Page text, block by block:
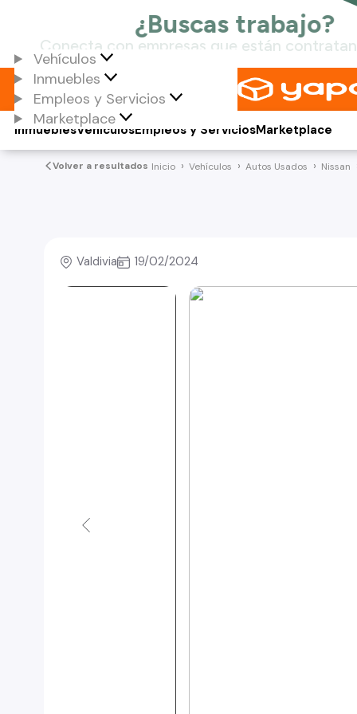
Vehículos
Inmuebles
Empleos y Servicios
Marketplace
Vehículos
Inmuebles Empleos y ServiciosMarketplace
Volver a resultados Inicio Vehículos Autos Usados Nissan
Valdivia 19/02/2024